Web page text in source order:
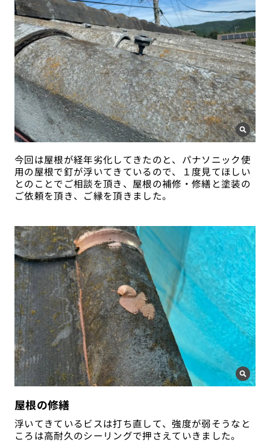
今回は屋根が経年劣化してきたのと、パナソニック使
用の屋根で釘が浮いてきているので、１度見てほしい
とのことでご相談を頂き、屋根の補修・修繕と塗装の
ご依頼を頂き、ご縁を頂きました。
屋根の修繕
浮いてきているビスは打ち直して、強度が弱そうなと
ころは高耐久のシーリングで押さえていきました。